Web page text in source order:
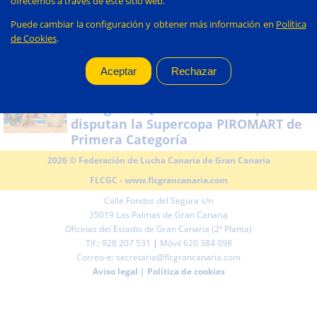
la lucha canaria de Gran Canaria
disputan la Supercopa PIROMART de
Primera Categoría
2026 © Federación de Lucha Canaria de Gran Canaria
FLCGC -www.flcgrancanaria.com
Calle Fondos del Segura s/n
35019 Las Palmas de Gran Canaria
Oficinas del Estadio de Gran Canaria (2ª Planta)
Tlf.: 928 207 531 | Móvil 620 384 098
Correo-e: secretaria@flcgrancanaria.com
Aviso legal | Política de cookies
Puede cambiar la configuración y obtener más información en Política
de Cookies.